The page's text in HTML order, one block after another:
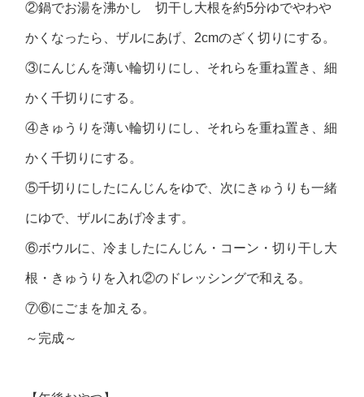
②鍋でお湯を沸かし 切干し大根を約5分ゆでやわや
かくなったら、ザルにあげ、2cmのざく切りにする。
③にんじんを薄い輪切りにし、それらを重ね置き、細
かく千切りにする。
④きゅうりを薄い輪切りにし、それらを重ね置き、細
かく千切りにする。
⑤千切りにしたにんじんをゆで、次にきゅうりも一緒
にゆで、ザルにあげ冷ます。
⑥ボウルに、冷ましたにんじん・コーン・切り干し大
根・きゅうりを入れ②のドレッシングで和える。
⑦⑥にごまを加える。
～完成～